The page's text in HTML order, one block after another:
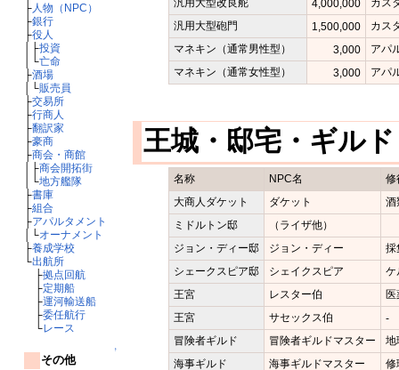
├人物（NPC）
├銀行
├役人
│├投資
│└亡命
├酒場
│└販売員
├交易所
├行商人
├翻訳家
├豪商
├商会・商館
│├商会開拓街
│└地方艦隊
├書庫
├組合
├アパルタメント
│└オーナメント
├養成学校
└出航所
├拠点回航
├定期船
├運河輸送船
├委任航行
└レース
↑
その他
4,000,000
汎用大型砲門
1,500,000
カス
マネキン（通常男性型）
3,000
アパ
マネキン（通常女性型）
3,000 アパ
王城・邸宅・ギル
名称 NPC名
修
大商人ダケット
ダケット
酒
ミドルトン邸
（ライザ他）
ジョン・ディー邸
ジョン・ディー
採
シェークスピア邸
シェイクスピア
ケ
王宮
レスター伯
医
王宮
サセックス伯
-
冒険者ギルド
冒険者ギルドマスター
地
海事ギルド
海事ギルドマスター
修